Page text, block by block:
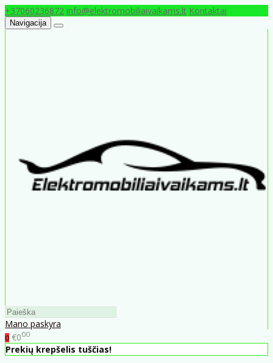
+37060236872 info@elektromobiliaivaikams.lt Kontaktai
Navigacija
Mano paskyra
0 €000
Prekių krepšelis tuščias!